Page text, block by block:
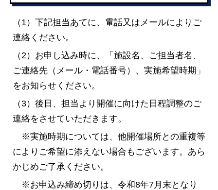
（1）下記担当あてに、電話又はメールによりご
連絡ください。
（2）お申し込み時に、「施設名、ご担当者名、
ご連絡先（メール・電話番号）、実施希望時期」
をお知らせください。
（3）後日、担当より開催に向けた日程調整のご
連絡をさせていただきます。
※実施時期については、他開催場所との重複等
によりご希望に添えない場合もございます。あら
かじめご了承ください。
※お申込み締め切りは、令和8年7月末となり